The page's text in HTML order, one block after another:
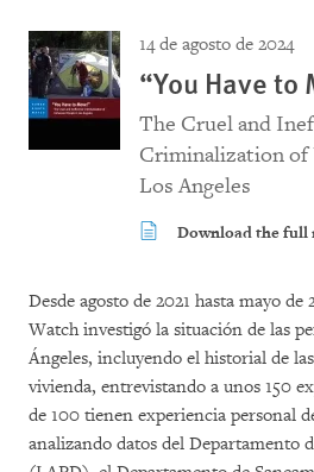
14 de agosto de 2024
“You Have to
The Cruel and
Criminalization of
Los Angeles
Download the full
Desde agosto de 2021 hasta mayo
Watch investigó la situación de las
Ángeles, incluyendo el historial de
vivienda, entrevistando a unos 150
de 100 tienen experiencia personal
analizando datos del Departamento